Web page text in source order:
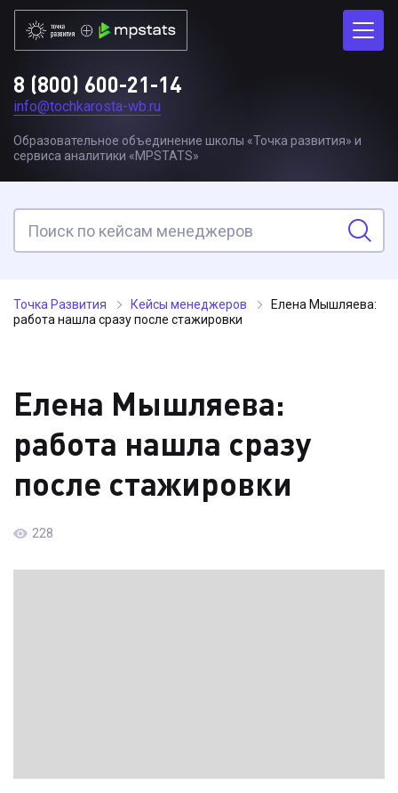
Образовательное объединение школы «Точка развития» и
сервиса аналитики «MPSTATS»
8 (800) 600-21-14
info@tochkarosta-wb.ru
Точка Развития Кейсы менеджеров
Елена Мышляева:
работа нашла сразу после стажировки
Елена Мышляева:
работа нашла сразу
после стажировки
228